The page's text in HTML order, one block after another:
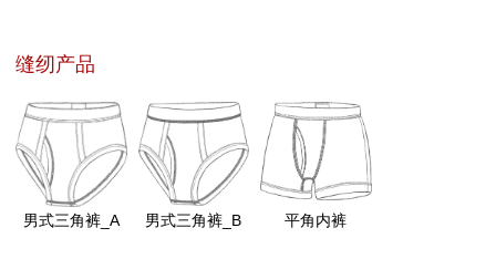
缝纫产品
男式三角裤_A 男式三角裤_B 平角内裤